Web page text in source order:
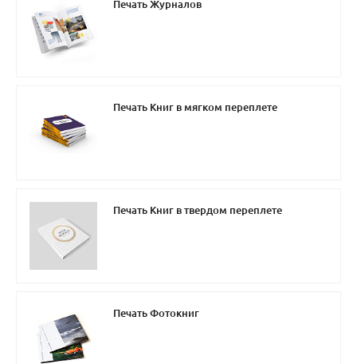
Печать Журналов
Печать Книг в мягком переплете
Печать Книг в твердом переплете
Печать Фотокниг